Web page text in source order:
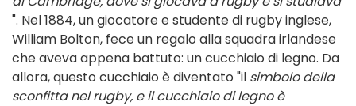
". Nel 1884, un giocatore e studente di rugby inglese,
William Bolton, fece un regalo alla squadra irlandese
che aveva appena battuto: un cucchiaio di legno. Da
allora, questo cucchiaio è diventato "il simbolo della
sconfitta nel rugby, e il cucchiaio di legno è